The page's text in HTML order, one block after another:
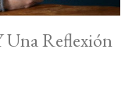
Una Reflexión